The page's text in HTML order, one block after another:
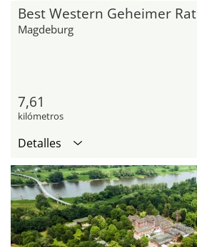
Best Western Geheimer Rat
Magdeburg
7,61
kilómetros
Detalles